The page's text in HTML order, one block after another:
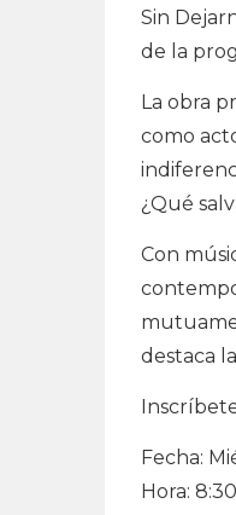
Sin
de la
La obra
como
¿Qué
Con
destaca
Fecha:
Hora: